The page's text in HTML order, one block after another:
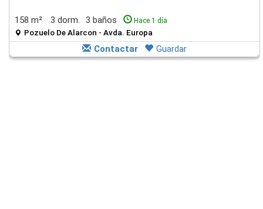
158 m² 3 dorm. 3 baños Hace 1 día
Pozuelo De Alarcon - Avda. Europa
Contactar Guardar